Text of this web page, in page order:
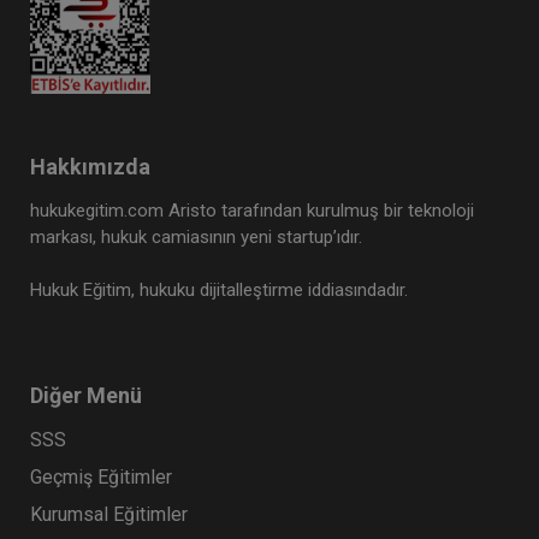
Hakkımızda
hukukegitim.com Aristo tarafından kurulmuş bir teknoloji
markası, hukuk camiasının yeni startup’ıdır.
Hukuk Eğitim, hukuku dijitalleştirme iddiasındadır.
Diğer Menü
SSS
Geçmiş Eğitimler
Kurumsal Eğitimler